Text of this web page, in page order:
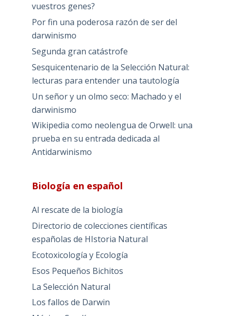
vuestros genes?
Por fin una poderosa razón de ser del
darwinismo
Segunda gran catástrofe
Sesquicentenario de la Selección Natural:
lecturas para entender una tautología
Un señor y un olmo seco: Machado y el
darwinismo
Wikipedia como neolengua de Orwell: una
prueba en su entrada dedicada al
Antidarwinismo
Biología en español
Al rescate de la biología
Directorio de colecciones científicas
españolas de HIstoria Natural
Ecotoxicología y Ecología
Esos Pequeños Bichitos
La Selección Natural
Los fallos de Darwin